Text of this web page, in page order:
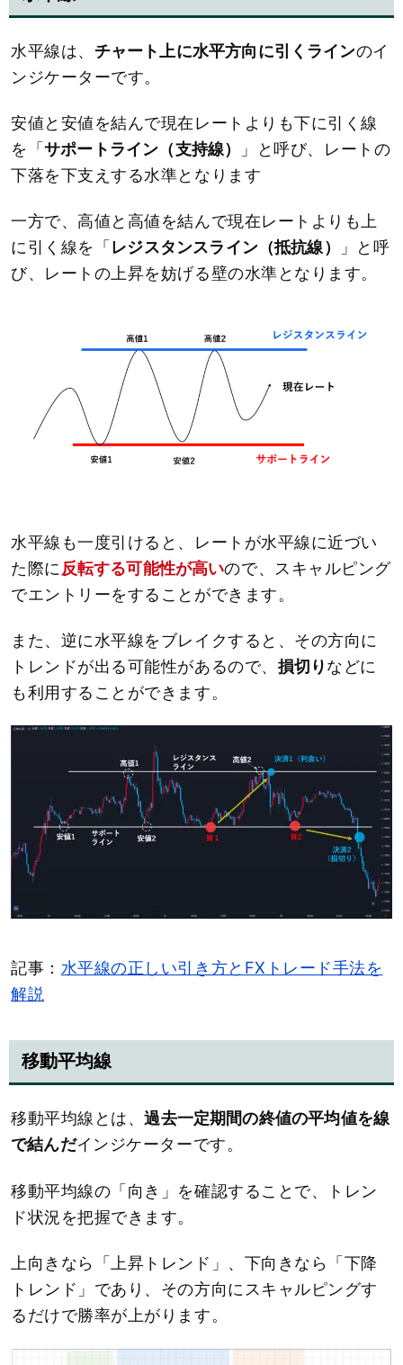
水平線は、 チャート上に水平方向に引くラインのイ
ンジケーターです。
安値と安値を結んで現在レートよりも下に引く線
を「サポートライン（支持線）
」と呼び、レートの
下落を下支えする水準となります
一方で、高値と高値を結んで現在レートよりも上
に引く線を「レジスタンスライン（抵抗線）
」と呼
び、レートの上昇を妨げる壁の水準となります。
水平線も一度引けると、レートが水平線に近づい
た際に 反転する可能性が高いので、スキャルピング
でエントリーをすることができます。
また、逆に水平線をブレイクすると、その方向に
トレンドが出る可能性があるので、 損切りなどに
も利用することができます。
記事： 水平線の正しい引き方とFXトレード手法を
解説
移動平均線
移動平均線とは、過去一定期間の終値の平均値を線
で結んだインジケーターです。
移動平均線の「向き」を確認することで、トレン
ド状況を把握できます。
上向きなら「上昇トレンド」、下向きなら「下降
トレンド」であり、その方向にスキャルピングす
るだけで勝率が上がります。